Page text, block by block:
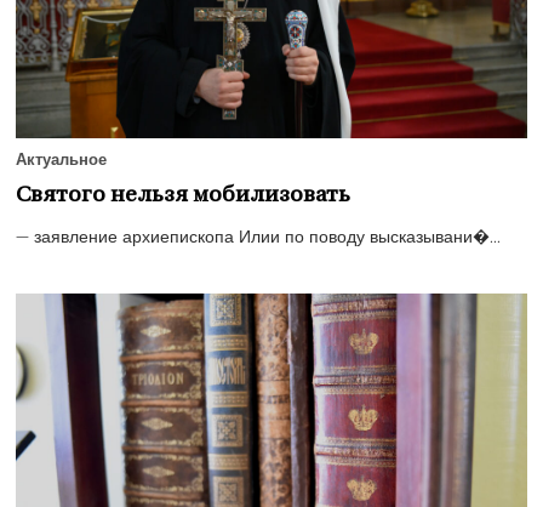
Актуальное
Святого нельзя мобилизовать
— заявление архиепископа Илии по поводу высказывани�...